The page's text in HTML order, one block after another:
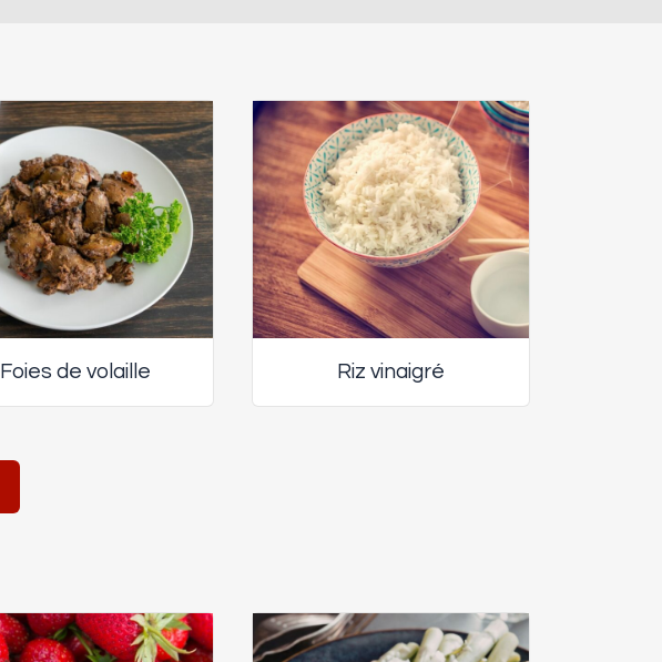
Foies de volaille Riz vinaigré